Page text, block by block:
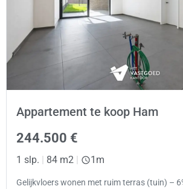
Appartement te koop Ham
244.500 €
1 slp. 84 m2 1m
Gelijkvloers wonen met ruim terras (tuin) –